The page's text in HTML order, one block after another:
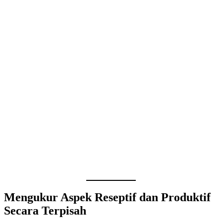
Mengukur Aspek Reseptif dan Produktif
Secara Terpisah